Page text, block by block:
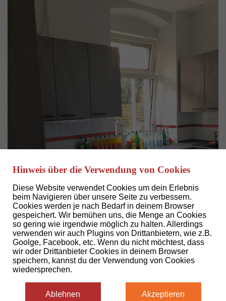
Hinweis über die Verwendung von Cookies
Diese Website verwendet Cookies um dein Erlebnis
beim Navigieren über unsere Seite zu verbessern.
Cookies werden je nach Bedarf in deinem Browser
gespeichert. Wir bemühen uns, die Menge an Cookies
so gering wie irgendwie möglich zu halten. Allerdings
verwenden wir auch Plugins von Drittanbietern, wie z.B.
Goolge, Facebook, etc. Wenn du nicht möchtest, dass
wir oder Drittanbieter Cookies in deinem Browser
speichern, kannst du der Verwendung von Cookies
wiedersprechen.
Ablehnen Akzeptieren